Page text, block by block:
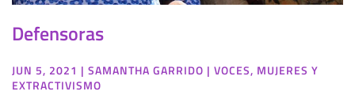
Defensoras
JUN 5, 2021 | SAMANTHA GARRIDO | VOCES, MUJERES Y
EXTRACTIVISMO